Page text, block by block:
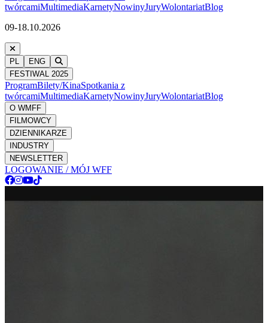
twórcamiMultimediaKarnetyNowinyJuryWolontariatBlog
09-18.10.2026
PL
ENG
FESTIWAL 2025
ProgramBilety/KinaSpotkania z
twórcamiMultimediaKarnetyNowinyJuryWolontariatBlog
O WMFF
FILMOWCY
DZIENNIKARZE
INDUSTRY
NEWSLETTER
LOGOWANIE / MÓJ WFF